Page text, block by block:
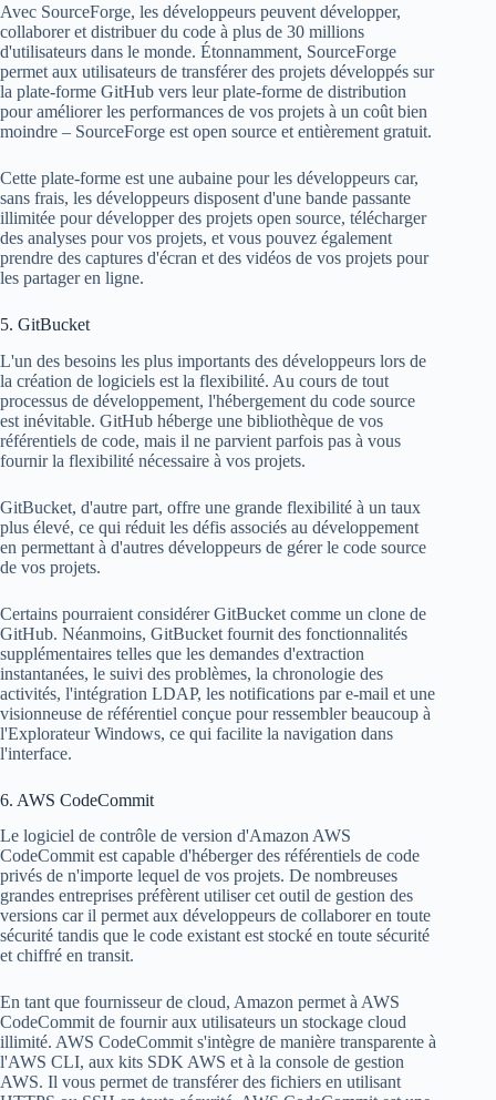
Avec SourceForge, les développeurs peuvent développer,
collaborer et distribuer du code à plus de 30 millions
d'utilisateurs dans le monde. Étonnamment, SourceForge
permet aux utilisateurs de transférer des projets développés sur
la plate-forme GitHub vers leur plate-forme de distribution
pour améliorer les performances de vos projets à un coût bien
moindre – SourceForge est open source et entièrement gratuit.
Cette plate-forme est une aubaine pour les développeurs car,
sans frais, les développeurs disposent d'une bande passante
illimitée pour développer des projets open source, télécharger
des analyses pour vos projets, et vous pouvez également
prendre des captures d'écran et des vidéos de vos projets pour
les partager en ligne.
5. GitBucket
L'un des besoins les plus importants des développeurs lors de
la création de logiciels est la flexibilité. Au cours de tout
processus de développement, l'hébergement du code source
est inévitable. GitHub héberge une bibliothèque de vos
référentiels de code, mais il ne parvient parfois pas à vous
fournir la flexibilité nécessaire à vos projets.
GitBucket, d'autre part, offre une grande flexibilité à un taux
plus élevé, ce qui réduit les défis associés au développement
en permettant à d'autres développeurs de gérer le code source
de vos projets.
Certains pourraient considérer GitBucket comme un clone de
GitHub. Néanmoins, GitBucket fournit des fonctionnalités
supplémentaires telles que les demandes d'extraction
instantanées, le suivi des problèmes, la chronologie des
activités, l'intégration LDAP, les notifications par e-mail et une
visionneuse de référentiel conçue pour ressembler beaucoup à
l'Explorateur Windows, ce qui facilite la navigation dans
l'interface.
6. AWS CodeCommit
Le logiciel de contrôle de version d'Amazon AWS
CodeCommit est capable d'héberger des référentiels de code
privés de n'importe lequel de vos projets. De nombreuses
grandes entreprises préfèrent utiliser cet outil de gestion des
versions car il permet aux développeurs de collaborer en toute
sécurité tandis que le code existant est stocké en toute sécurité
et chiffré en transit.
En tant que fournisseur de cloud, Amazon permet à AWS
CodeCommit de fournir aux utilisateurs un stockage cloud
illimité. AWS CodeCommit s'intègre de manière transparente à
l'AWS CLI, aux kits SDK AWS et à la console de gestion
AWS. Il vous permet de transférer des fichiers en utilisant